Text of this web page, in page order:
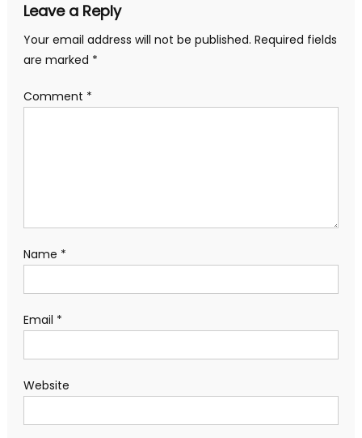
Leave a Reply
Your email address will not be published. Required fields
are marked *
Comment *
Name *
Email *
Website